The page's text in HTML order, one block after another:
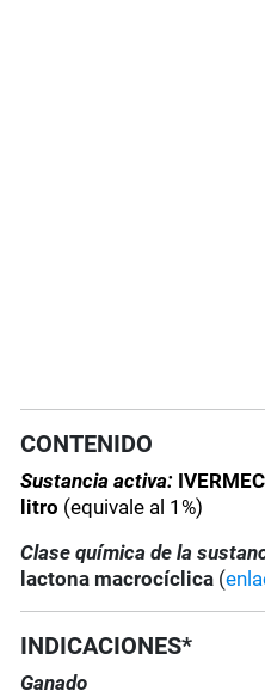
CONTENIDO
Sustancia activa:
litro (equivale al 1%)
Clase química de la
lactona macrocíclica (
INDICACIONES*
Ganado